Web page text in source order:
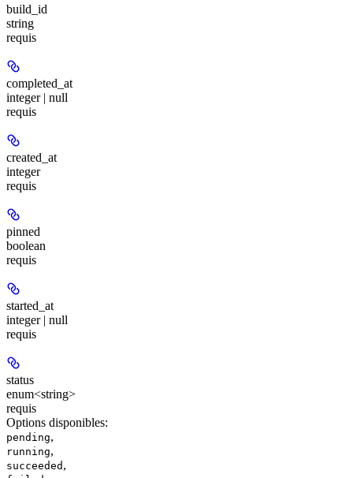
build_id
string
requis
completed_at
integer | null
requis
created_at
integer
requis
pinned
boolean
requis
started_at
integer | null
requis
status
enum<string>
requis
Options disponibles:
pending,
running,
succeeded ,